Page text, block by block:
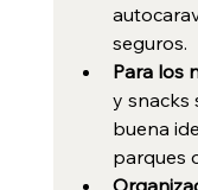
seguros.
Para los
y snacks
buena
parques